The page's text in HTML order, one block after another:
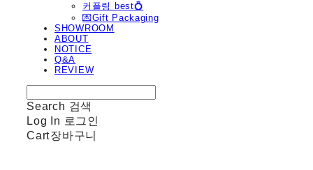
커플링 best💍
💌Gift Packaging
SHOWROOM
ABOUT
NOTICE
Q&A
REVIEW
Search 검색
Log In 로그인
Cart장바구니